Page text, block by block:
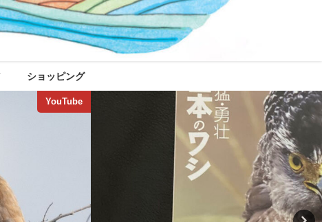
ショッピング
YouTube